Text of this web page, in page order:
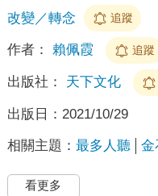
改變／轉念
追蹤
作者： 賴佩霞 追蹤
出版社： 天下文化
出版日： 2021/10/29
相關主題： 最多人聽 金
看更多